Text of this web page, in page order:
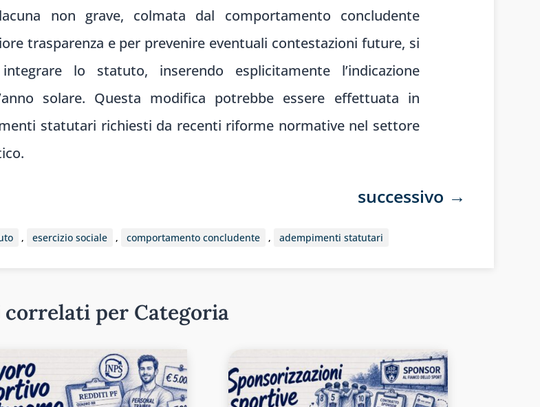
non grave, colmata dal comportamento concludente
trasparenza e per prevenire eventuali contestazioni future, si
lo statuto, inserendo esplicitamente l’indicazione
solare. Questa modifica potrebbe essere effettuata in
statutari richiesti da recenti riforme normative nel settore
successivo →
, esercizio sociale , comportamento concludente , adempimenti statutari
per Categoria